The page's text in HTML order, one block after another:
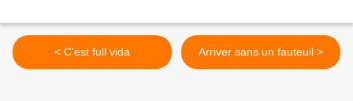
< C'est full vida Arriver sans un fauteuil >